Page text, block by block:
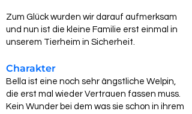
Zum Glück wurden wir darauf aufmerksam
und nun ist die kleine Familie erst einmal in
unserem Tierheim in Sicherheit.
Charakter
Bella ist eine noch sehr ängstliche Welpin,
die erst mal wieder Vertrauen fassen muss.
Kein Wunder bei dem was sie schon in ihrem